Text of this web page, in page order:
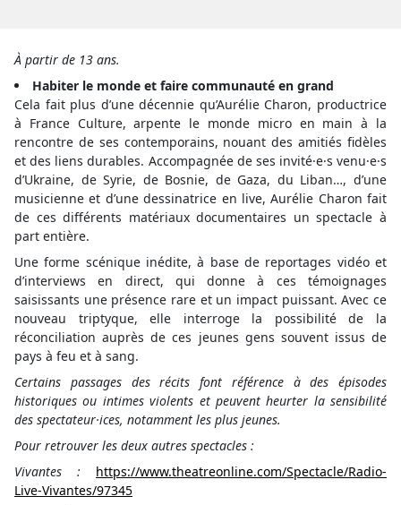
À partir de 13 ans.
Habiter le monde et faire communauté en grand
Cela fait plus d’une décennie qu’Aurélie Charon, productrice
à France Culture, arpente le monde micro en main à la
rencontre de ses contemporains, nouant des amitiés fidèles
et des liens durables. Accompagnée de ses invité·e·s venu·e·s
d’Ukraine, de Syrie, de Bosnie, de Gaza, du Liban…, d’une
musicienne et d’une dessinatrice en live, Aurélie Charon fait
de ces différents matériaux documentaires un spectacle à
part entière.
Une forme scénique inédite, à base de reportages vidéo et
d’interviews en direct, qui donne à ces témoignages
saisissants une présence rare et un impact puissant. Avec ce
nouveau triptyque, elle interroge la possibilité de la
réconciliation auprès de ces jeunes gens souvent issus de
pays à feu et à sang.
Certains passages des récits font référence à des épisodes
historiques ou intimes violents et peuvent heurter la sensibilité
des spectateur·ices, notamment les plus jeunes.
Pour retrouver les deux autres spectacles :
Vivantes : https://www.theatreonline.com/Spectacle/Radio-
Live-Vivantes/97345